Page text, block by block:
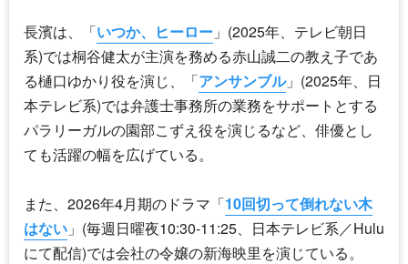
長濱は、「いつか、ヒーロー 」(2025年、テレビ朝日
系)では桐谷健太が主演を務める赤山誠二の教え子であ
る樋口ゆかり役を演じ、「アンサンブル」(2025年、日
本テレビ系)では弁護士事務所の業務をサポートとする
パラリーガルの園部こずえ役を演じるなど、俳優とし
ても活躍の幅を広げている。
また、2026年4月期のドラマ「10回切って倒れない木
はない 」(毎週日曜夜10:30-11:25、日本テレビ系／Hulu
にて配信)では会社の令嬢の新海映里を演じている。